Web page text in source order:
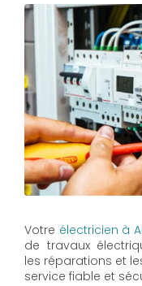
Votre électricien à
de travaux
les réparations et
service fiable et